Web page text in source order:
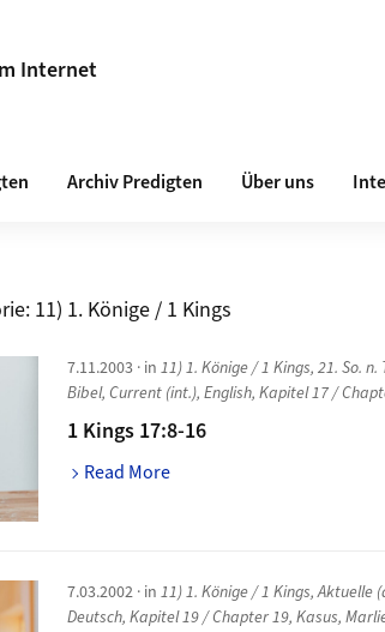
Internet
Archiv Predigten Über uns
11) 1. Könige / 1 Kings
7.11.2003 · in11) 1. Könige / 1 Kings,21. So.
Bibel,Current (int.),English,Kapitel 17 /
1 Kings 17:8-16
Read More
7.03.2002 · in11) 1. Könige / 1 Kings,Aktuelle
Deutsch,Kapitel 19 / Chapter 19,Kasus,